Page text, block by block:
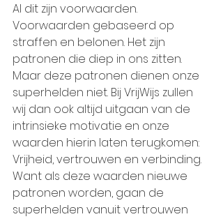
Al dit zijn voorwaarden.
Voorwaarden gebaseerd op
straffen en belonen. Het zijn
patronen die diep in ons zitten.
Maar deze patronen dienen onze
superhelden niet. Bij VrijWijs zullen
wij dan ook altijd uitgaan van de
intrinsieke motivatie en onze
waarden hierin laten terugkomen:
Vrijheid, vertrouwen en verbinding.
Want als deze waarden nieuwe
patronen worden, gaan de
superhelden vanuit vertrouwen